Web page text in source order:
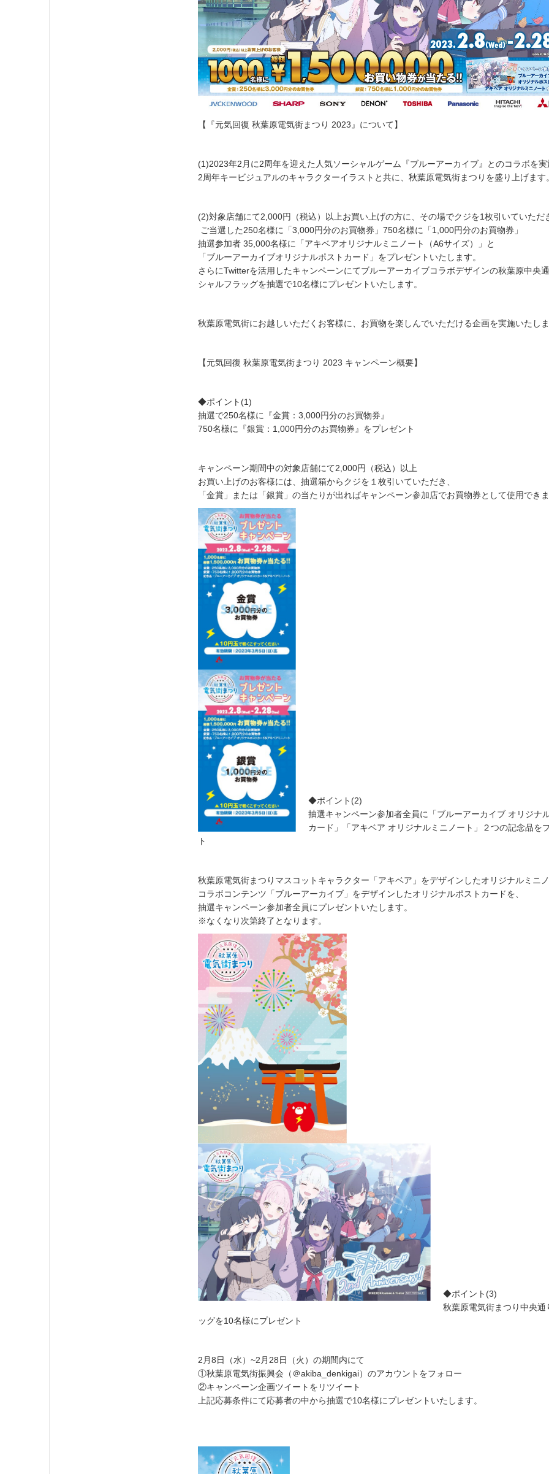
【『元気回復 秋葉原電気街まつり 2023』について】
(1)2023年2月に2周年を迎えた人気ソーシャルゲーム『ブルーアーカイブ』とのコラボを実
2周年キービジュアルのキャラクターイラストと共に、秋葉原電気街まつりを盛り上げます
(2)対象店舗にて2,000円（税込）以上お買い上げの方に、その場でクジを1枚引いていただ
ご当選した250名様に「3,000円分のお買物券」750名様に「1,000円分のお買物券」
抽選参加者 35,000名様に「アキベアオリジナルミニノート（A6サイズ）」と
「ブルーアーカイブオリジナルポストカード」をプレゼントいたします。
さらにTwitterを活用したキャンペーンにてブルーアーカイブコラボデザインの秋葉原中央
シャルフラッグを抽選で10名様にプレゼントいたします。
秋葉原電気街にお越しいただくお客様に、お買物を楽しんでいただける企画を実施いたし
【元気回復 秋葉原電気街まつり 2023 キャンペーン概要】
◆ポイント(1)
抽選で250名様に『金賞：3,000円分のお買物券』
750名様に『銀賞：1,000円分のお買物券』をプレゼント
キャンペーン期間中の対象店舗にて2,000円（税込）以上
お買い上げのお客様には、抽選箱からクジを１枚引いていただき、
「金賞」または「銀賞」の当たりが出ればキャンペーン参加店でお買物券として使用でき
◆ポイント(2)
抽選キャンペーン参加者全員に「ブルーアーカイブ オリジナ
カード」「アキベア オリジナルミニノート」２つの記念品を
ト
秋葉原電気街まつりマスコットキャラクター「アキベア」をデザインしたオリジナルミニ
コラボコンテンツ「ブルーアーカイブ」をデザインしたオリジナルポストカードを、
抽選キャンペーン参加者全員にプレゼントいたします。
※なくなり次第終了となります。
◆ポイント(3)
秋葉原電気街まつり中央通
ッグを10名様にプレゼント
2月8日（水）~2月28日（火）の期間内にて
①秋葉原電気街振興会（＠akiba_denkigai）のアカウントをフォロー
②キャンペーン企画ツイートをリツイート
上記応募条件にて応募者の中から抽選で10名様にプレゼントいたします。